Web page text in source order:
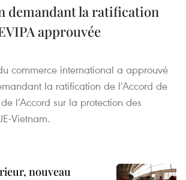
demandant la ratification
approuvée
commerce international a approuvé
la ratification de l’Accord de
l’Accord sur la protection des
Vietnam.
nouveau